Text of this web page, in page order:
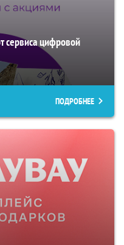
сервиса цифровой
ПОДРОБНЕЕ